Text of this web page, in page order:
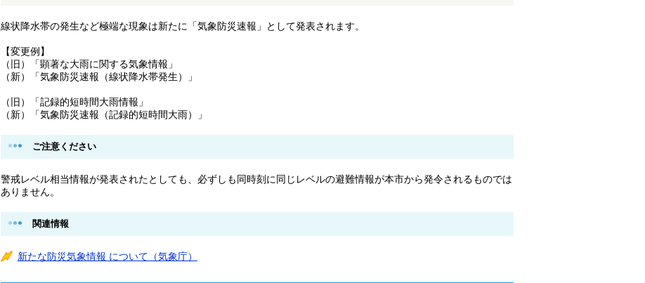
線状降水帯の発生など極端な現象は新たに「気象防災速報」として発表されます。
【変更例】
（旧）「顕著な大雨に関する気象情報」
（新）「気象防災速報（線状降水帯発生）」
（旧）「記録的短時間大雨情報」
（新）「気象防災速報（記録的短時間大雨）」
ご注意ください
警戒レベル相当情報が発表されたとしても、必ずしも同時刻に同じレベルの避難情報が本市から発令されるものでは
ありません。
関連情報
新たな防災気象情報 について（気象庁）